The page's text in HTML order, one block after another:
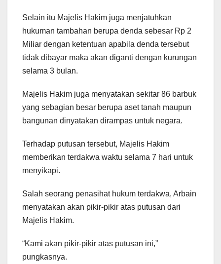
Selain itu Majelis Hakim juga menjatuhkan
hukuman tambahan berupa denda sebesar Rp 2
Miliar dengan ketentuan apabila denda tersebut
tidak dibayar maka akan diganti dengan kurungan
selama 3 bulan.
Majelis Hakim juga menyatakan sekitar 86 barbuk
yang sebagian besar berupa aset tanah maupun
bangunan dinyatakan dirampas untuk negara.
Terhadap putusan tersebut, Majelis Hakim
memberikan terdakwa waktu selama 7 hari untuk
menyikapi.
Salah seorang penasihat hukum terdakwa, Arbain
menyatakan akan pikir-pikir atas putusan dari
Majelis Hakim.
“Kami akan pikir-pikir atas putusan ini,”
pungkasnya.